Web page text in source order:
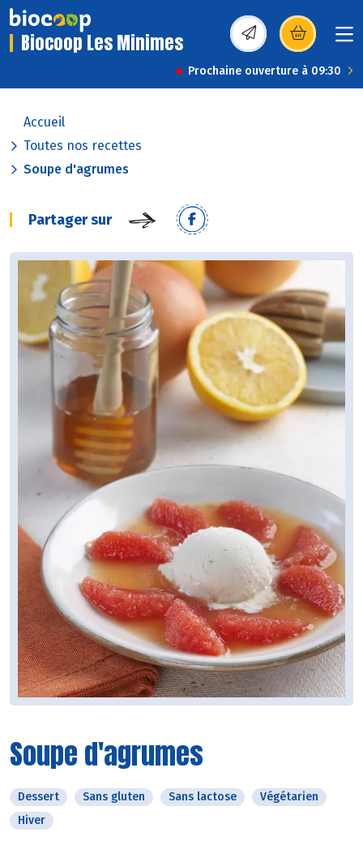
Biocoop Les Minimes (s’ouvre dans une
Prochaine ouverture à 09:30
Accueil
Toutes nos recettes
Soupe d'agrumes
Partager sur
Soupe d'agrumes
Dessert Sans gluten Sans lactose
Végétarien
Hiver